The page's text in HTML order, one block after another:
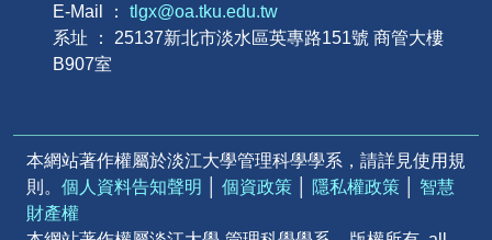
E-Mail ： tlgx@oa.tku.edu.tw
系址 ： 25137新北市淡水區英專路151號 商管大樓
B907室
本網站著作權屬於淡江大學管理科學學系，請詳見使用規
則。 個人資料告知聲明 個資政策 隱私權政策
智慧
財產權